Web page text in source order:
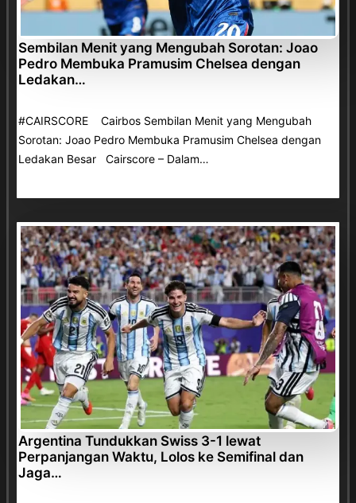
Sembilan Menit yang Mengubah Sorotan: Joao
Pedro Membuka Pramusim Chelsea dengan
Ledakan…
#CAIRSCORE Cairbos Sembilan Menit yang Mengubah
Sorotan: Joao Pedro Membuka Pramusim Chelsea dengan
Ledakan Besar Cairscore – Dalam…
Argentina Tundukkan Swiss 3-1 lewat
Perpanjangan Waktu, Lolos ke Semifinal dan
Jaga…